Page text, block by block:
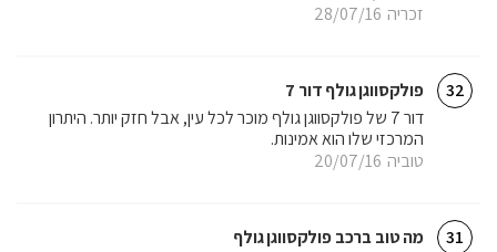
זכריה 28/07/16
32 פולקסווגן גולף דור 7
טוביה 20/07/16
דור 7 של פולקסווגן גולף מוכר לכל עין, אבל חזק יותר. היתרון
המרכזי שלו הוא אמינות.
31 מה טוב ברכב פולקסווגן גולף